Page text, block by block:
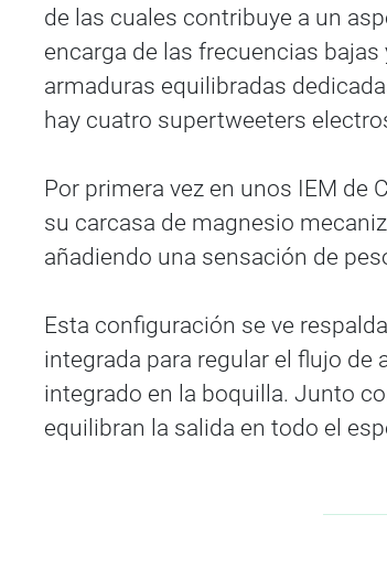
de las cuales contribuye a un
encarga de las frecuencias
armaduras equilibradas
hay cuatro supertweeters
Por primera vez en unos IEM de
su carcasa de magnesio
añadiendo una sensación de
Esta configuración se ve
integrada para regular el flujo
integrado en la boquilla. Junto
equilibran la salida en todo el